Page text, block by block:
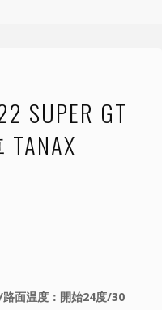
SUPER GT
面温度：開始24度/30